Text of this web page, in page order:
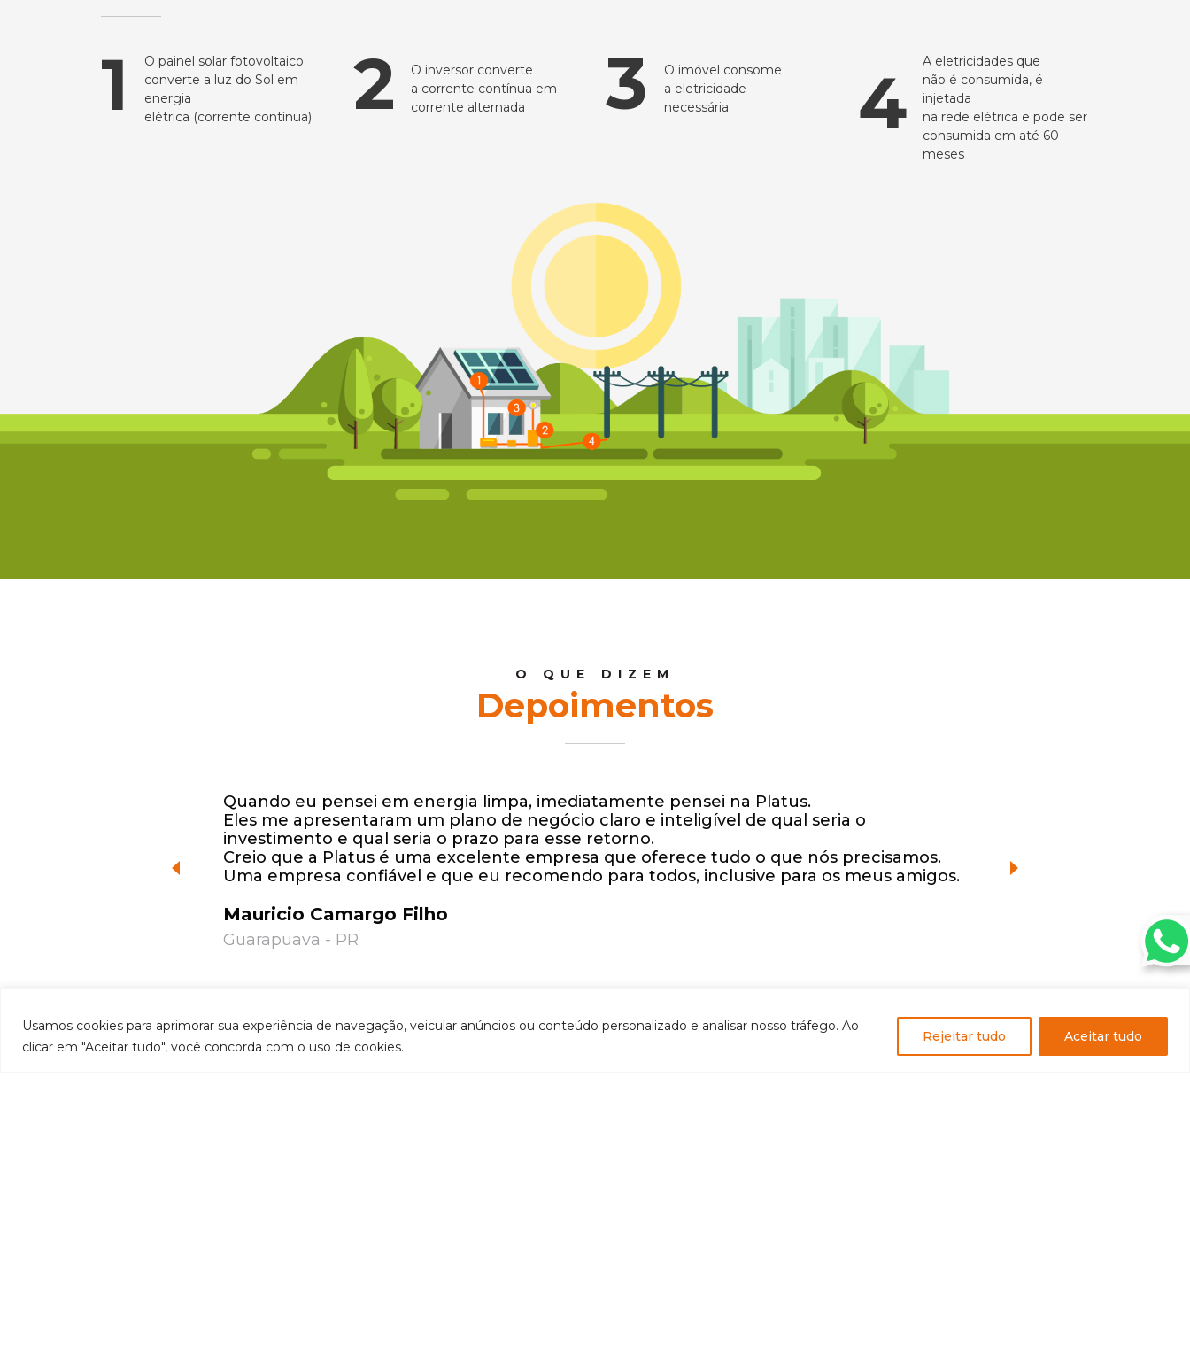
Usamos cookies para aprimorar sua experiência de navegação, veicular anúncios ou conteúdo personalizado e analisar nosso tráfego. Ao
clicar em "Aceitar tudo", você concorda com o uso de cookies.
Rejeitar tudo Aceitar tudo
1
O painel solar fotovoltaico
converte a luz do Sol em
energia
elétrica (corrente contínua)
2
O inversor converte
a corrente contínua em
corrente alternada
3
O imóvel consome
a eletricidade
necessária
4
A eletricidades que
não é consumida, é
injetada
na rede elétrica e pode ser
consumida em até 60
meses
O QUE DIZEM
Depoimentos
Quando eu pensei em energia limpa, imediatamente pensei na Platus.
Eles me apresentaram um plano de negócio claro e inteligível de qual seria o
investimento e qual seria o prazo para esse retorno.
Creio que a Platus é uma excelente empresa que oferece tudo o que nós precisamos.
Uma empresa confiável e que eu recomendo para todos, inclusive para os meus amigos.
Mauricio Camargo Filho
Guarapuava - PR